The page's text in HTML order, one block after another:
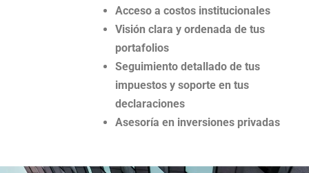
Acceso a costos institucionales
Visión clara y ordenada de tus
portafolios
Seguimiento detallado de tus
impuestos y soporte en tus
declaraciones
Asesoría en inversiones privadas